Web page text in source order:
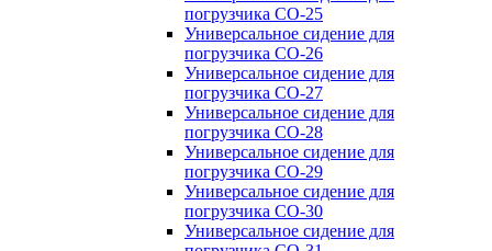
погрузчика CO-25
Универсальное сидение для
погрузчика CO-26
Универсальное сидение для
погрузчика CO-27
Универсальное сидение для
погрузчика CO-28
Универсальное сидение для
погрузчика CO-29
Универсальное сидение для
погрузчика CO-30
Универсальное сидение для